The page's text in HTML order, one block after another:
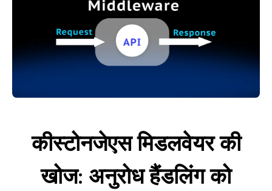
कीस्टोनजेएस मिडलवेयर की
खोज: अनुरोध हैंडलिंग को